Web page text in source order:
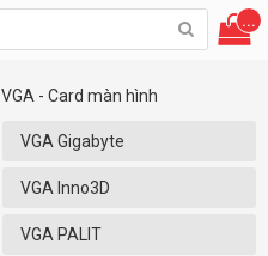
...
VGA - Card màn hình
VGA Gigabyte
VGA Inno3D
VGA PALIT